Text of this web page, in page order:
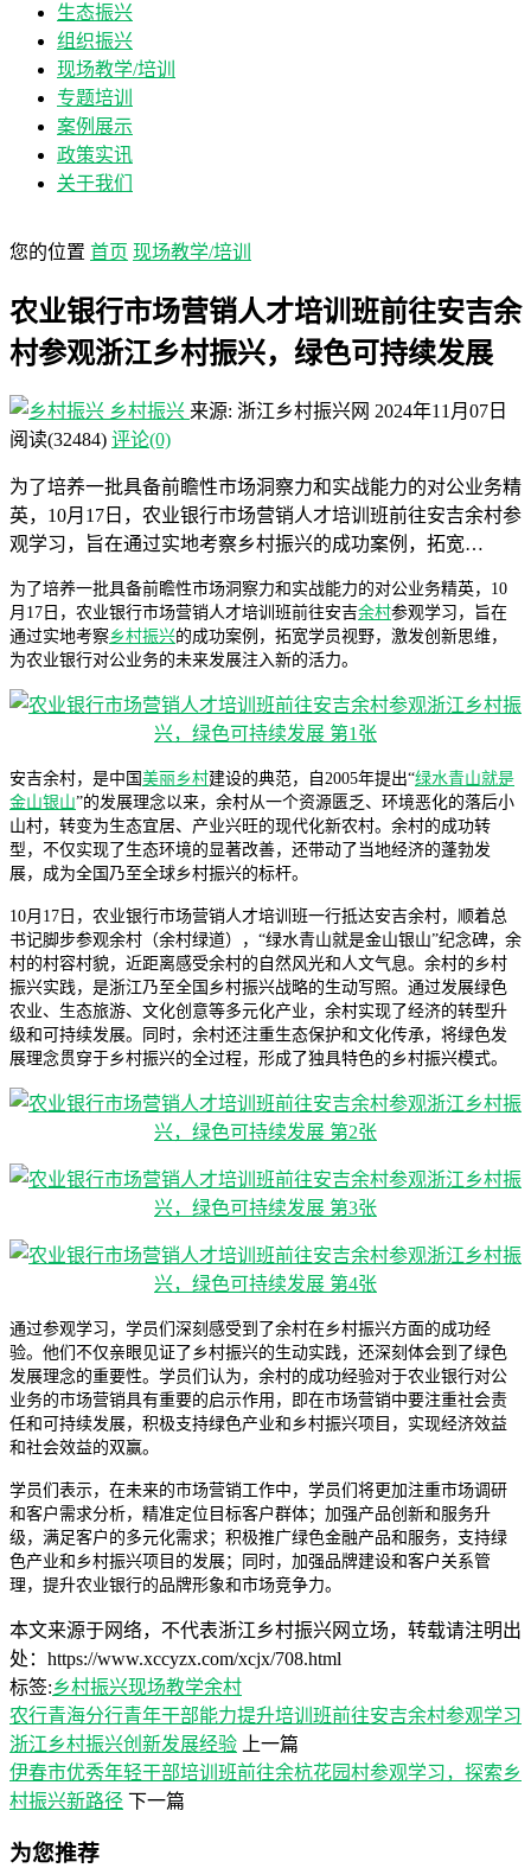
生态振兴
组织振兴
现场教学/培训
专题培训
案例展示
政策实讯
关于我们
您的位置 首页 现场教学/培训
农业银行市场营销人才培训班前往安吉余
村参观浙江乡村振兴，绿色可持续发展
乡村振兴 来源: 浙江乡村振兴网 2024年11月07日
阅读(32484) 评论(0)
为了培养一批具备前瞻性市场洞察力和实战能力的对公业务精
英，10月17日，农业银行市场营销人才培训班前往安吉余村参
观学习，旨在通过实地考察乡村振兴的成功案例，拓宽…
为了培养一批具备前瞻性市场洞察力和实战能力的对公业务精英，10
月17日，农业银行市场营销人才培训班前往安吉余村参观学习，旨在
通过实地考察乡村振兴的成功案例，拓宽学员视野，激发创新思维，
为农业银行对公业务的未来发展注入新的活力。
安吉余村，是中国美丽乡村建设的典范，自2005年提出“绿水青山就是
金山银山”的发展理念以来，余村从一个资源匮乏、环境恶化的落后小
山村，转变为生态宜居、产业兴旺的现代化新农村。余村的成功转
型，不仅实现了生态环境的显著改善，还带动了当地经济的蓬勃发
展，成为全国乃至全球乡村振兴的标杆。
10月17日，农业银行市场营销人才培训班一行抵达安吉余村，顺着总
书记脚步参观余村（余村绿道），“绿水青山就是金山银山”纪念碑，余
村的村容村貌，近距离感受余村的自然风光和人文气息。余村的乡村
振兴实践，是浙江乃至全国乡村振兴战略的生动写照。通过发展绿色
农业、生态旅游、文化创意等多元化产业，余村实现了经济的转型升
级和可持续发展。同时，余村还注重生态保护和文化传承，将绿色发
展理念贯穿于乡村振兴的全过程，形成了独具特色的乡村振兴模式。
通过参观学习，学员们深刻感受到了余村在乡村振兴方面的成功经
验。他们不仅亲眼见证了乡村振兴的生动实践，还深刻体会到了绿色
发展理念的重要性。学员们认为，余村的成功经验对于农业银行对公
业务的市场营销具有重要的启示作用，即在市场营销中要注重社会责
任和可持续发展，积极支持绿色产业和乡村振兴项目，实现经济效益
和社会效益的双赢。
学员们表示，在未来的市场营销工作中，学员们将更加注重市场调研
和客户需求分析，精准定位目标客户群体；加强产品创新和服务升
级，满足客户的多元化需求；积极推广绿色金融产品和服务，支持绿
色产业和乡村振兴项目的发展；同时，加强品牌建设和客户关系管
理，提升农业银行的品牌形象和市场竞争力。
本文来源于网络，不代表浙江乡村振兴网立场，转载请注明出
处：https://www.xccyzx.com/xcjx/708.html
标签:乡村振兴现场教学余村
农行青海分行青年干部能力提升培训班前往安吉余村参观学习
浙江乡村振兴创新发展经验
上一篇
伊春市优秀年轻干部培训班前往余杭花园村参观学习，探索乡
村振兴新路径 下一篇
为您推荐